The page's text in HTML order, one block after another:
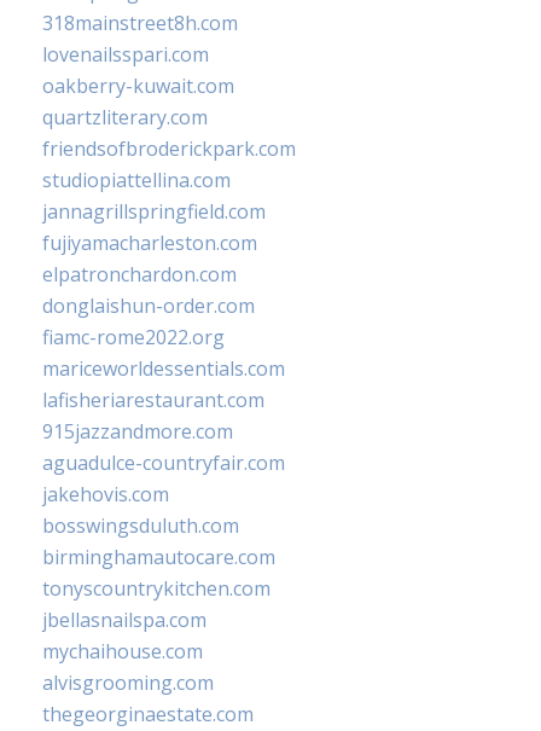
318mainstreet8h.com
lovenailsspari.com
oakberry-kuwait.com
quartzliterary.com
friendsofbroderickpark.com
studiopiattellina.com
jannagrillspringfield.com
fujiyamacharleston.com
elpatronchardon.com
donglaishun-order.com
fiamc-rome2022.org
mariceworldessentials.com
lafisheriarestaurant.com
915jazzandmore.com
aguadulce-countryfair.com
jakehovis.com
bosswingsduluth.com
birminghamautocare.com
tonyscountrykitchen.com
jbellasnailspa.com
mychaihouse.com
alvisgrooming.com
thegeorginaestate.com